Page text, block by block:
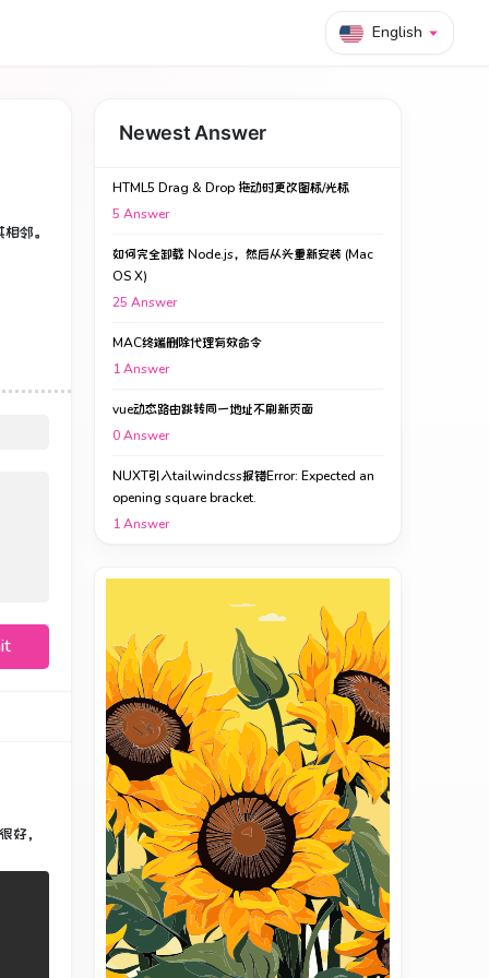
English
邻。
好，
Newest Answer
HTML5 Drag & Drop 拖动时更改图标/光标
5 Answer
如何完全卸载 Node.js，然后从头重新安装 (Mac
OS X)
25 Answer
MAC终端删除代理有效命令
1Answer
vue动态路由跳转同一地址不刷新页面
0Answer
NUXT引入tailwindcss报错Error: Expected an
opening square bracket.
1Answer